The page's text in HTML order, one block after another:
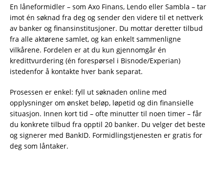
En låneformidler – som Axo Finans, Lendo eller Sambla – tar
imot én søknad fra deg og sender den videre til et nettverk
av banker og finansinstitusjoner. Du mottar deretter tilbud
fra alle aktørene samlet, og kan enkelt sammenligne
vilkårene. Fordelen er at du kun gjennomgår én
kredittvurdering (én forespørsel i Bisnode/Experian)
istedenfor å kontakte hver bank separat.
Prosessen er enkel: fyll ut søknaden online med
opplysninger om ønsket beløp, løpetid og din finansielle
situasjon. Innen kort tid – ofte minutter til noen timer – får
du konkrete tilbud fra opptil 20 banker. Du velger det beste
og signerer med BankID. Formidlingstjenesten er gratis for
deg som låntaker.